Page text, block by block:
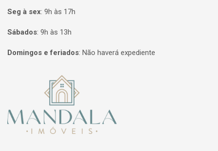
Seg à sex: 9h às 17h
Sábados: 9h às 13h
Domingos e feriados: Não haverá expediente
Página inicial